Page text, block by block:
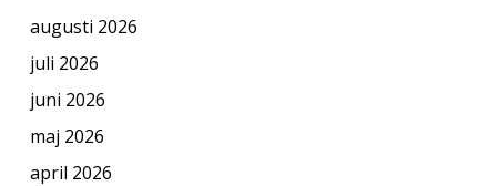
augusti 2026
juli 2026
juni 2026
maj 2026
april 2026